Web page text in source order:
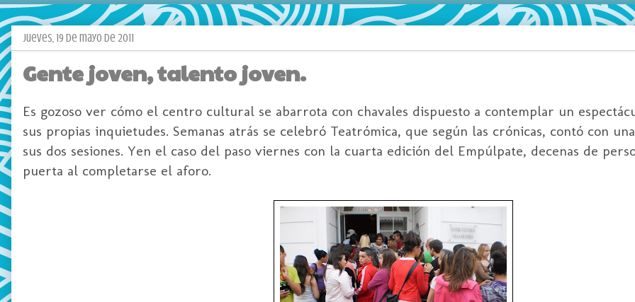
jueves, 19 de mayo de 2011
Gente joven, talento joven.
Es gozoso ver cómo el centro cultural se abarrota con chavales dispuesto a contemplar un
sus propias inquietudes. Semanas atrás se celebró Teatrómica, que según las crónicas, contó con
sus dos sesiones. Yen el caso del paso viernes con la cuarta edición del Empúlpate, decenas de
puerta al completarse el aforo.